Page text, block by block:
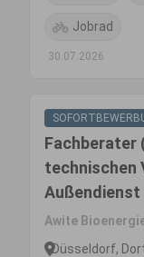
Jobrad
30.07.2026
Fachberater
technischen
Außendienst
Awite
Düsseldorf,